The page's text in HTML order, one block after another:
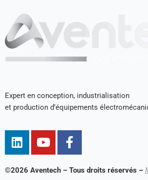
Expert en conception, industrialisation
et production d’équipements
L
i
k
Y
o
t
F
a
e
©2026 Aventech – Tous droits réservés –